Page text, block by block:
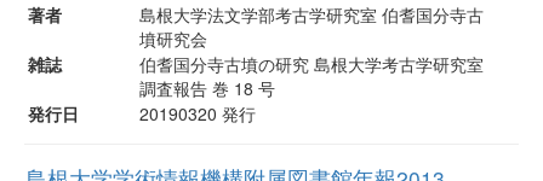
著者
島根大学法文学部考古学研究室 伯耆国分寺古
墳研究会
雑誌
伯耆国分寺古墳の研究 島根大学考古学研究室
調査報告 巻 18 号
発行日
20190320 発行